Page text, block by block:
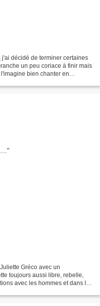
décidé de terminer certaines
un peu coriace à finir mais
bien chanter en
Gréco avec un
toujours aussi libre, rebelle,
avec les hommes et dans le